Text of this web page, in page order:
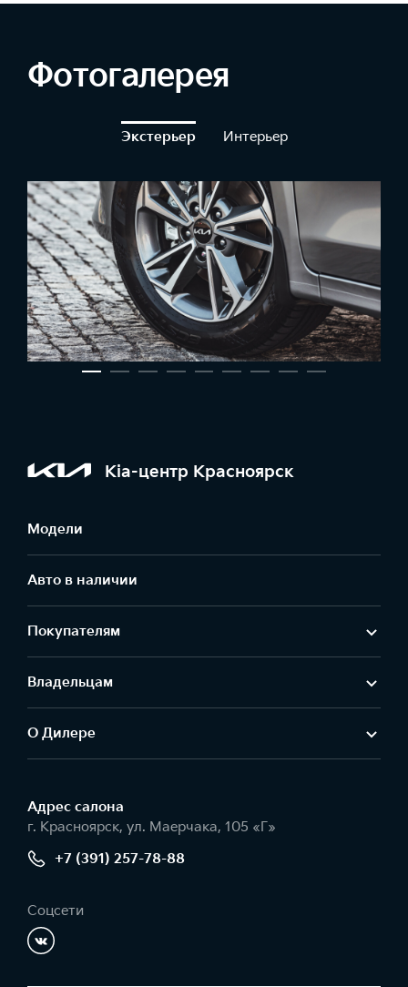
Фотогалерея
Экстерьер Интерьер
Kia-центр Красноярск
Модели
Авто в наличии
Покупателям
Владельцам
О Дилере
Адрес салонa
г. Красноярск, ул. Маерчака, 105 «Г»
+7 (391) 257-78-88
Соцсети